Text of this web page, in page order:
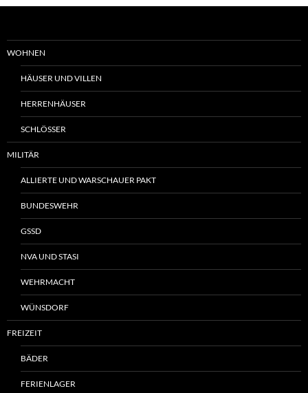
WOHNEN
HÄUSER UND VILLEN
HERRENHÄUSER
SCHLÖSSER
MILITÄR
ALLIERTE UND WARSCHAUER PAKT
BUNDESWEHR
GSSD
NVA UND STASI
WEHRMACHT
WÜNSDORF
FREIZEIT
BÄDER
FERIENLAGER